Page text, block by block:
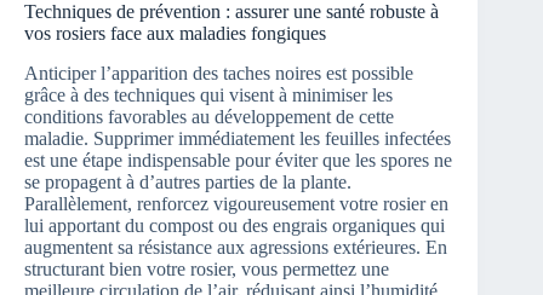
Techniques de prévention : assurer une santé robuste à
vos rosiers face aux maladies fongiques
Anticiper l’apparition des taches noires est possible
grâce à des techniques qui visent à minimiser les
conditions favorables au développement de cette
maladie. Supprimer immédiatement les feuilles infectées
est une étape indispensable pour éviter que les spores ne
se propagent à d’autres parties de la plante.
Parallèlement, renforcez vigoureusement votre rosier en
lui apportant du compost ou des engrais organiques qui
augmentent sa résistance aux agressions extérieures. En
structurant bien votre rosier, vous permettez une